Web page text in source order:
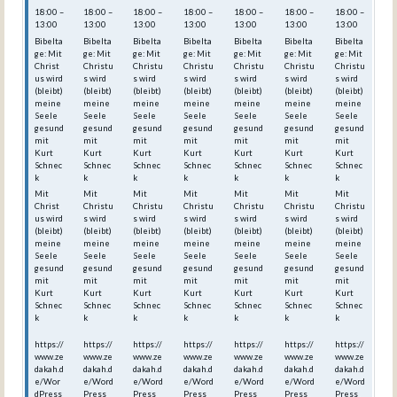
18:00 –
13:00
Bibelta
ge: Mit
Christ
us wird
(bleibt)
meine
Seele
gesund
mit
Kurt
Schnec
k
Mit
Christ
us wird
(bleibt)
meine
Seele
gesund
mit
Kurt
Schnec
k
https://
www.ze
dakah.d
e/Wor
dPress
18:00 –
13:00
Bibelta
ge: Mit
Christu
s wird
(bleibt)
meine
Seele
gesund
mit
Kurt
Schnec
k
Mit
Christu
s wird
(bleibt)
meine
Seele
gesund
mit
Kurt
Schnec
k
https://
www.ze
dakah.d
e/Word
Press_
18:00 –
13:00
Bibelta
ge: Mit
Christu
s wird
(bleibt)
meine
Seele
gesund
mit
Kurt
Schnec
k
Mit
Christu
s wird
(bleibt)
meine
Seele
gesund
mit
Kurt
Schnec
k
https://
www.ze
dakah.d
e/Word
Press_
18:00 –
13:00
Bibelta
ge: Mit
Christu
s wird
(bleibt)
meine
Seele
gesund
mit
Kurt
Schnec
k
Mit
Christu
s wird
(bleibt)
meine
Seele
gesund
mit
Kurt
Schnec
k
https://
www.ze
dakah.d
e/Word
Press_
18:00 –
13:00
Bibelta
ge: Mit
Christu
s wird
(bleibt)
meine
Seele
gesund
mit
Kurt
Schnec
k
Mit
Christu
s wird
(bleibt)
meine
Seele
gesund
mit
Kurt
Schnec
k
https://
www.ze
dakah.d
e/Word
Press_
18:00 –
13:00
Bibelta
ge: Mit
Christu
s wird
(bleibt)
meine
Seele
gesund
mit
Kurt
Schnec
k
Mit
Christu
s wird
(bleibt)
meine
Seele
gesund
mit
Kurt
Schnec
k
https://
www.ze
dakah.d
e/Word
Press_
18:00 –
13:00
Bibelta
ge: Mit
Christu
s wird
(bleibt)
meine
Seele
gesund
mit
Kurt
Schnec
k
Mit
Christu
s wird
(bleibt)
meine
Seele
gesund
mit
Kurt
Schnec
k
https://
www.ze
dakah.d
e/Word
Press_